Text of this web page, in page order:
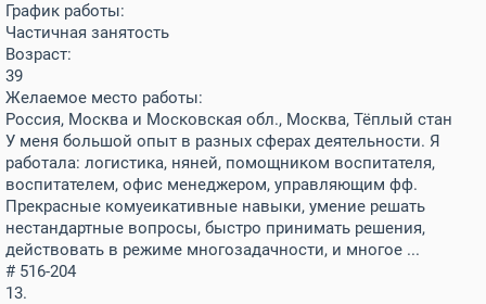
График работы:
Частичная занятость
Возраст:
39
Желаемое место работы:
Россия, Москва и Московская обл., Москва, Тёплый стан
У меня большой опыт в разных сферах деятельности. Я
работала: логистика, няней, помощником воспитателя,
воспитателем, офис менеджером, управляющим фф.
Прекрасные комуеикативные навыки, умение решать
нестандартные вопросы, быстро принимать решения,
действовать в режиме многозадачности, и многое ...
# 516-204
13.